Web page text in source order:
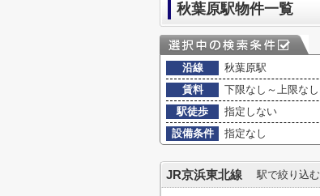
秋葉原駅物件一覧
沿線
秋葉原駅
賃料
下限なし～上限なし
駅徒歩
指定しない
設備条件
指定なし
JR京浜東北線 駅で絞り込む